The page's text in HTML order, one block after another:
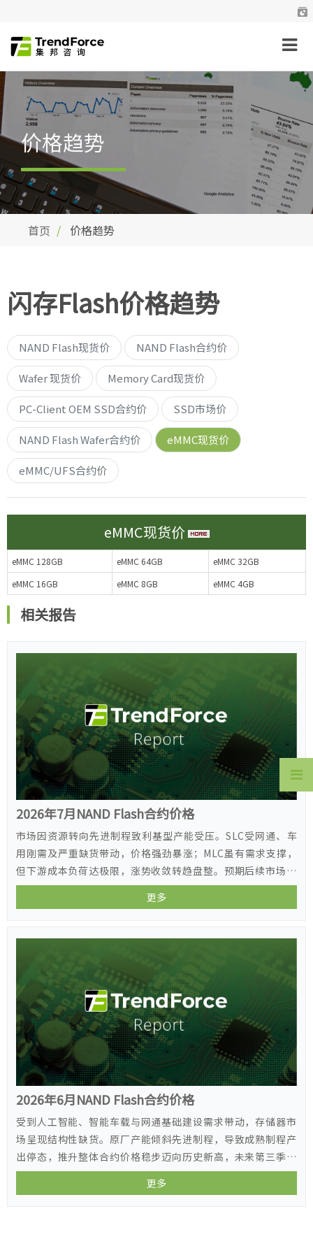
价格趋势
首页 价格趋势
闪存Flash价格趋势
NAND Flash现货价 NAND Flash合约价
Wafer 现货价 Memory Card现货价
PC-Client OEM SSD合约价 SSD市场价
NAND Flash Wafer合约价 eMMC现货价
eMMC/UFS合约价
eMMC现货价
eMMC 128GB eMMC 64GB
eMMC 32GB
eMMC 16GB
eMMC 8GB eMMC 4GB
相关报告
2026年7月NAND Flash合约价格
市场因资源转向先进制程致利基型产能受压。SLC受网通、车
用刚需及严重缺货带动，价格强劲暴涨；MLC虽有需求支撑，
但下游成本负荷达极限，涨势收敛转趋盘整。预期后续市场走
势将持续分化，SLC维持强势，MLC趋于平缓。
更多
2026年6月NAND Flash合约价格
受到人工智能、智能车载与网通基础建设需求带动，存储器市
场呈现结构性缺货。原厂产能倾斜先进制程，导致成熟制程产
出停态，推升整体合约价格稳步迈向历史新高，未来第三季传
统备货旺季供需失衡恐将持续加剧。
更多